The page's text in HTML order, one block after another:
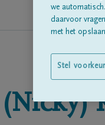
we
daarvoor
met het
Stel